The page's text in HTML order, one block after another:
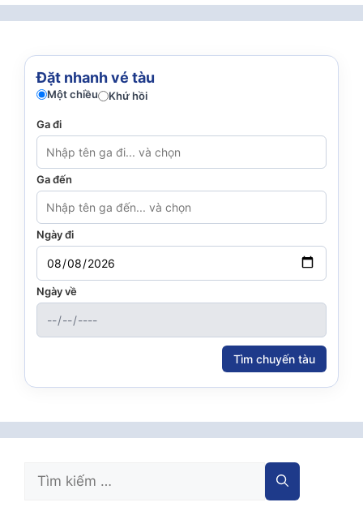
Đặt nhanh vé tàu
Một chiều Khứ hồi
Ga đi
Ga đến
Ngày đi
Ngày về
Tìm chuyến tàu
Tìm
kiếm